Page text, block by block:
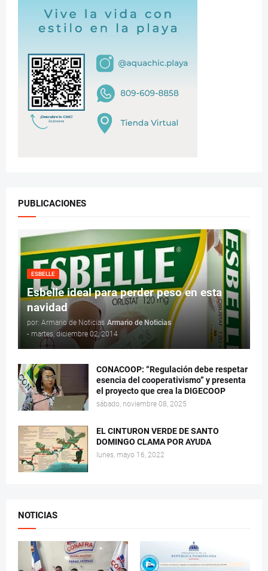
PUBLICACIONES
ESBELLE
Esbelle ideal para perder peso en esta
navidad
por: Armario de Noticias Armario de Noticias
- martes, diciembre 02, 2014
CONACOOP: “Regulación debe respetar
esencia del cooperativismo” y presenta
el proyecto que crea la DIGECOOP
sábado, noviembre 08, 2025
EL CINTURON VERDE DE SANTO
DOMINGO CLAMA POR AYUDA
lunes, mayo 16, 2022
NOTICIAS